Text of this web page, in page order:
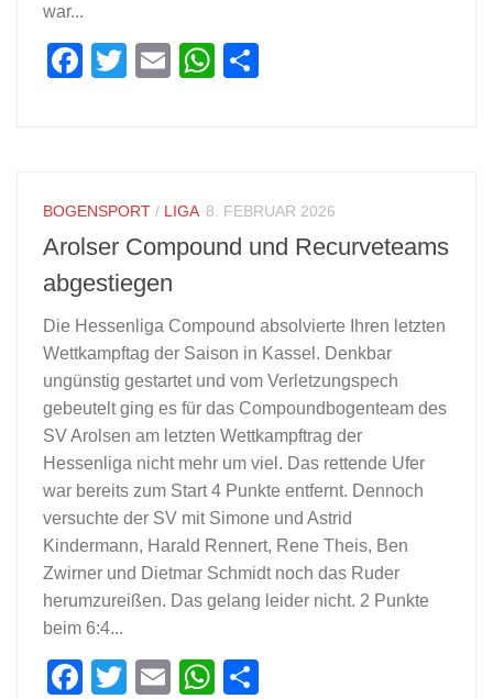
war...
Facebook
Twitter
EmailWhatsApp
BOGENSPORT / LIGA 8. FEBRUAR 2026
Arolser Compound und Recurveteams
abgestiegen
Die Hessenliga Compound absolvierte Ihren letzten
Wettkampftag der Saison in Kassel. Denkbar
ungünstig gestartet und vom Verletzungspech
gebeutelt ging es für das Compoundbogenteam des
SV Arolsen am letzten Wettkampftrag der
Hessenliga nicht mehr um viel. Das rettende Ufer
war bereits zum Start 4 Punkte entfernt. Dennoch
versuchte der SV mit Simone und Astrid
Kindermann, Harald Rennert, Rene Theis, Ben
Zwirner und Dietmar Schmidt noch das Ruder
herumzureißen. Das gelang leider nicht. 2 Punkte
beim 6:4...
Facebook
Twitter
EmailWhatsApp